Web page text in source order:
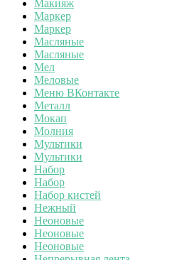
Макияж
Маркер
Маркер
Масляные
Масляные
Мел
Меловые
Меню ВКонтакте
Металл
Мокап
Молния
Мультики
Мультики
Набор
Набор
Набор кистей
Нежный
Неоновые
Неоновые
Неоновые